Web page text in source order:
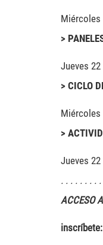
Miércoles
>
Jueves
> CICLO
Miércoles
>
Jueves
. . . . . . . .
ACCESO
inscríbete: